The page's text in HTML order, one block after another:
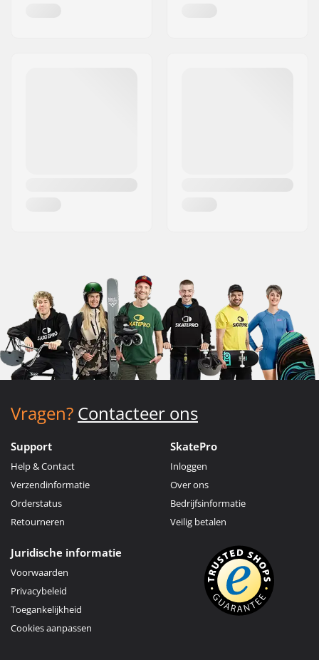
Vragen? Contacteer ons
Support
Help & Contact
Verzendinformatie
Orderstatus
Retourneren
SkatePro
Inloggen
Over ons
Bedrijfsinformatie
Veilig betalen
Juridische informatie
Voorwaarden
Privacybeleid
Toegankelijkheid
Cookies aanpassen